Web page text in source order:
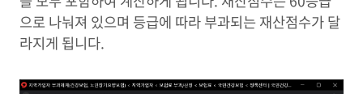
으로 나눠져 있으며 등급에 따라 부과되는 재산점수가 달
라지게 됩니다.